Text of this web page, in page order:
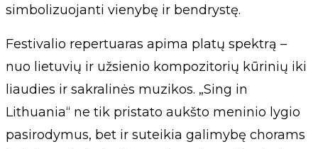
simbolizuojanti vienybę ir bendrystę.
Festivalio repertuaras apima platų spektrą –
nuo lietuvių ir užsienio kompozitorių kūrinių iki
liaudies ir sakralinės muzikos. „Sing in
Lithuania“ ne tik pristato aukšto meninio lygio
pasirodymus, bet ir suteikia galimybę chorams